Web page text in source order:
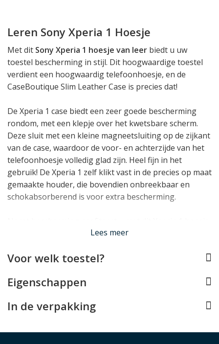
Leren Sony Xperia 1 Hoesje
Met dit Sony Xperia 1 hoesje van leer biedt u uw
toestel bescherming in stijl. Dit hoogwaardige toestel
verdient een hoogwaardig telefoonhoesje, en de
CaseBoutique Slim Leather Case is precies dat!
De Xperia 1 case biedt een zeer goede bescherming
rondom, met een klepje over het kwetsbare scherm.
Deze sluit met een kleine magneetsluiting op de zijkant
van de case, waardoor de voor- en achterzijde van het
telefoonhoesje volledig glad zijn. Heel fijn in het
gebruik! De Xperia 1 zelf klikt vast in de precies op maat
gemaakte houder, die bovendien onbreekbaar en
schokabsorberend is voor extra bescherming.
ook van verschillende handige functionaliteiten. Zo
als standaardje gebruikt worden om de Xperia 1 mee
Lees minder
Lees meer
Voor welk toestel?
Eigenschappen
In de verpakking